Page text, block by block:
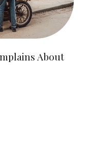
About